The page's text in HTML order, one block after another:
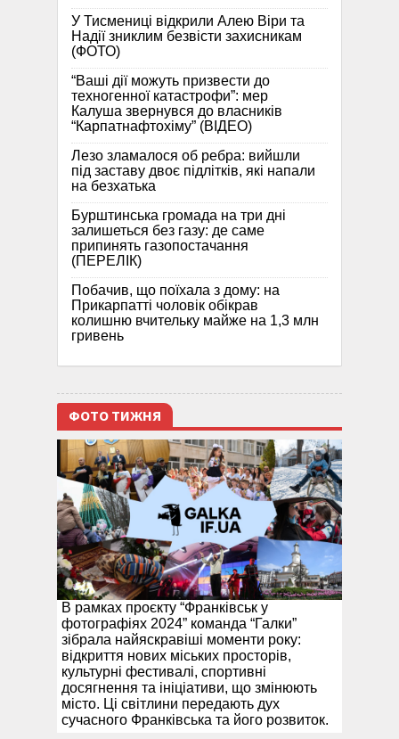
У Тисмениці відкрили Алею Віри та
Надії зниклим безвісти захисникам
(ФОТО)
“Ваші дії можуть призвести до
техногенної катастрофи”: мер
Калуша звернувся до власників
“Карпатнафтохіму” (ВІДЕО)
Лезо зламалося об ребра: вийшли
під заставу двоє підлітків, які напали
на безхатька
Бурштинська громада на три дні
залишеться без газу: де саме
припинять газопостачання
(ПЕРЕЛІК)
Побачив, що поїхала з дому: на
Прикарпатті чоловік обікрав
колишню вчительку майже на 1,3 млн
гривень
ФОТО ТИЖНЯ
В рамках проєкту “Франківськ у
фотографіях 2024” команда “Галки”
зібрала найяскравіші моменти року:
відкриття нових міських просторів,
культурні фестивалі, спортивні
досягнення та ініціативи, що змінюють
місто. Ці світлини передають дух
сучасного Франківська та його розвиток.